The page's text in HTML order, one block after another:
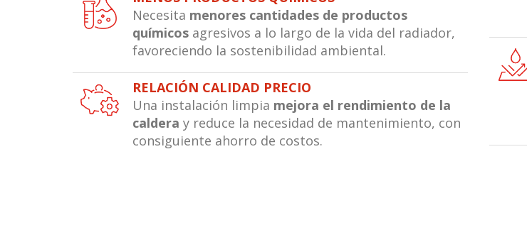
Necesita menores cantidades de productos
químicos agresivos a lo largo de la vida del radiador,
favoreciendo la sostenibilidad ambiental.
RELACIÓN CALIDAD PRECIO
Una instalación limpia mejora el rendimiento de la
caldera y reduce la necesidad de mantenimiento, con
consiguiente ahorro de costos.